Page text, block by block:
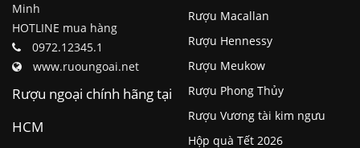
Minh
HOTLINE mua hàng
0972.12345.1
www.ruoungoai.net
Rượu ngoại chính hãng tại
HCM
Rượu Macallan
Rượu Hennessy
Rượu Meukow
Rượu Phong Thủy
Rượu Vương tài kim ngưu
Hộp quà Tết 2026